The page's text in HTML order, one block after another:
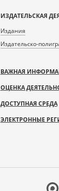
ИЗДАТЕЛЬСКАЯ
Издания
Издательско-
ВАЖНАЯ
ОЦЕНКА
ДОСТУПНАЯ СРЕДА
ЭЛЕКТРОННЫЕ